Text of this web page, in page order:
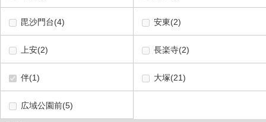
毘沙門台(4) 安東(2)
上安(2) 長楽寺(2)
伴(1) 大塚(21)
広域公園前(5)